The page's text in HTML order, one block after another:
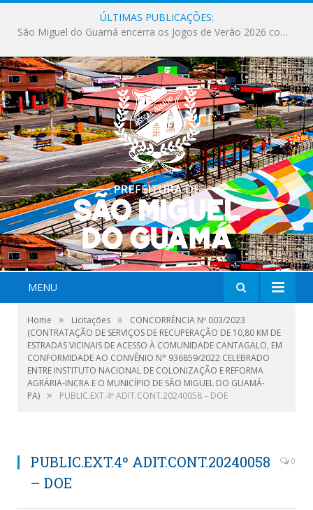
ÚLTIMAS PUBLICAÇÕES:
Milhares de fiéis tomam as ruas de São Miguel do Guamá em uma grande celebração de fé na Marcha para Jesus 2026.
MENU
Home » Licitações »
CONCORRÊNCIA Nº 003/2023
(CONTRATAÇÃO DE SERVIÇOS DE RECUPERAÇÃO DE 10,80 KM DE
ESTRADAS VICINAIS DE ACESSO À COMUNIDADE CANTAGALO, EM
CONFORMIDADE AO CONVÊNIO N° 936859/2022 CELEBRADO
ENTRE INSTITUTO NACIONAL DE COLONIZAÇÃO E REFORMA
AGRÁRIA-INCRA E O MUNICÍPIO DE SÃO MIGUEL DO GUAMÁ-
PA) » PUBLIC.EXT.4º ADIT.CONT.20240058 – DOE
PUBLIC.EXT.4º ADIT.CONT.20240058
– DOE
0